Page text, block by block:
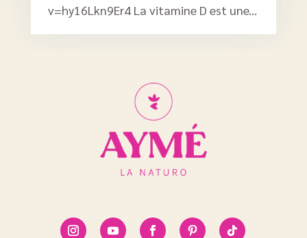
v=hy16Lkn9Er4 La vitamine D est une...